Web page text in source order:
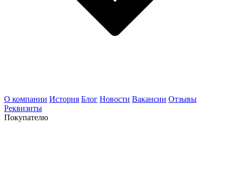
О компании История Блог Новости Вакансии Отзывы
Реквизиты
Покупателю